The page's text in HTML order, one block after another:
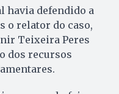
havia defendido a
o relator do caso,
Teixeira Peres
dos recursos